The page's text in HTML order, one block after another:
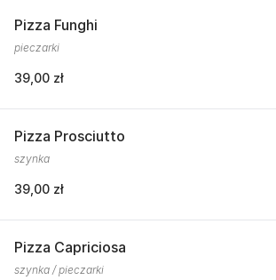
Pizza Funghi
pieczarki
39,00 zł
Pizza Prosciutto
szynka
39,00 zł
Pizza Capriciosa
szynka / pieczarki